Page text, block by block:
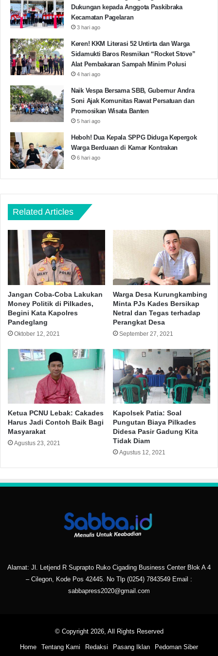
Kecamatan Patia Pilkades 2021
Pilkades Pandeglang
Pungutan Biaya Cakades RPIP
Copy URL
Dukungan kepada Anggota Paskibraka
Kecamatan Pagelaran
3 hari ago
Keren! KKM Literasi 52 Untirta dan Warga
Sidamukti Baros Resmikan “Rocket Stove”
Alat Pembakaran Sampah Minim Polusi
4 hari ago
Naik Vespa Bersama SBB, Gubernur Andra
Soni Ajak Komunitas Rawat Persatuan dan
Promosikan Wisata Banten
5 hari ago
Heboh! Dua Kepala SPPG Diduga Kepergok
Warga Berduaan di Kamar Kontrakan
6 hari ago
Related Articles
Jangan Coba-Coba Lakukan
Money Politik di Pilkades,
Begini Kata Kapolres
Pandeglang
Oktober 12, 2021
Warga Desa Kurungkambing
Minta PJs Kades Bersikap
Netral dan Tegas terhadap
Perangkat Desa
September 27, 2021
Ketua PCNU Lebak: Cakades
Harus Jadi Contoh Baik Bagi
Masyarakat
Agustus 23, 2021
Kapolsek Patia: Soal
Pungutan Biaya Pilkades
Didesa Pasir Gadung Kita
Tidak Diam
Agustus 12, 2021
Alamat: Jl. Letjend R Suprapto Ruko Cigading Business Center Blok A 4
– Cilegon, Kode Pos 42445. No Tlp (0254) 7843549 Email :
sabbapress2020@gmail.com
© Copyright 2026, All Rights Reserved
Home Tentang Kami Redaksi Pasang Iklan Pedoman Siber